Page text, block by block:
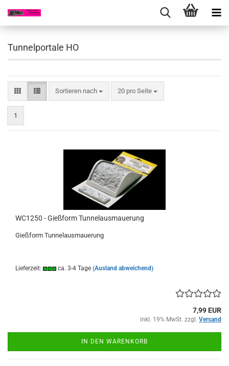
Tunnelportale HO
Sortieren nach
Sortieren nach 20 pro Seite
pro Seite
1
WC1250 - Gießform Tunnelausmauerung
Gießform Tunnelausmauerung
Lieferzeit: ca. 3-4 Tage (Ausland abweichend)
7,99 EUR
inkl. 19% MwSt. zzgl. Versand
IN DEN WARENKORB